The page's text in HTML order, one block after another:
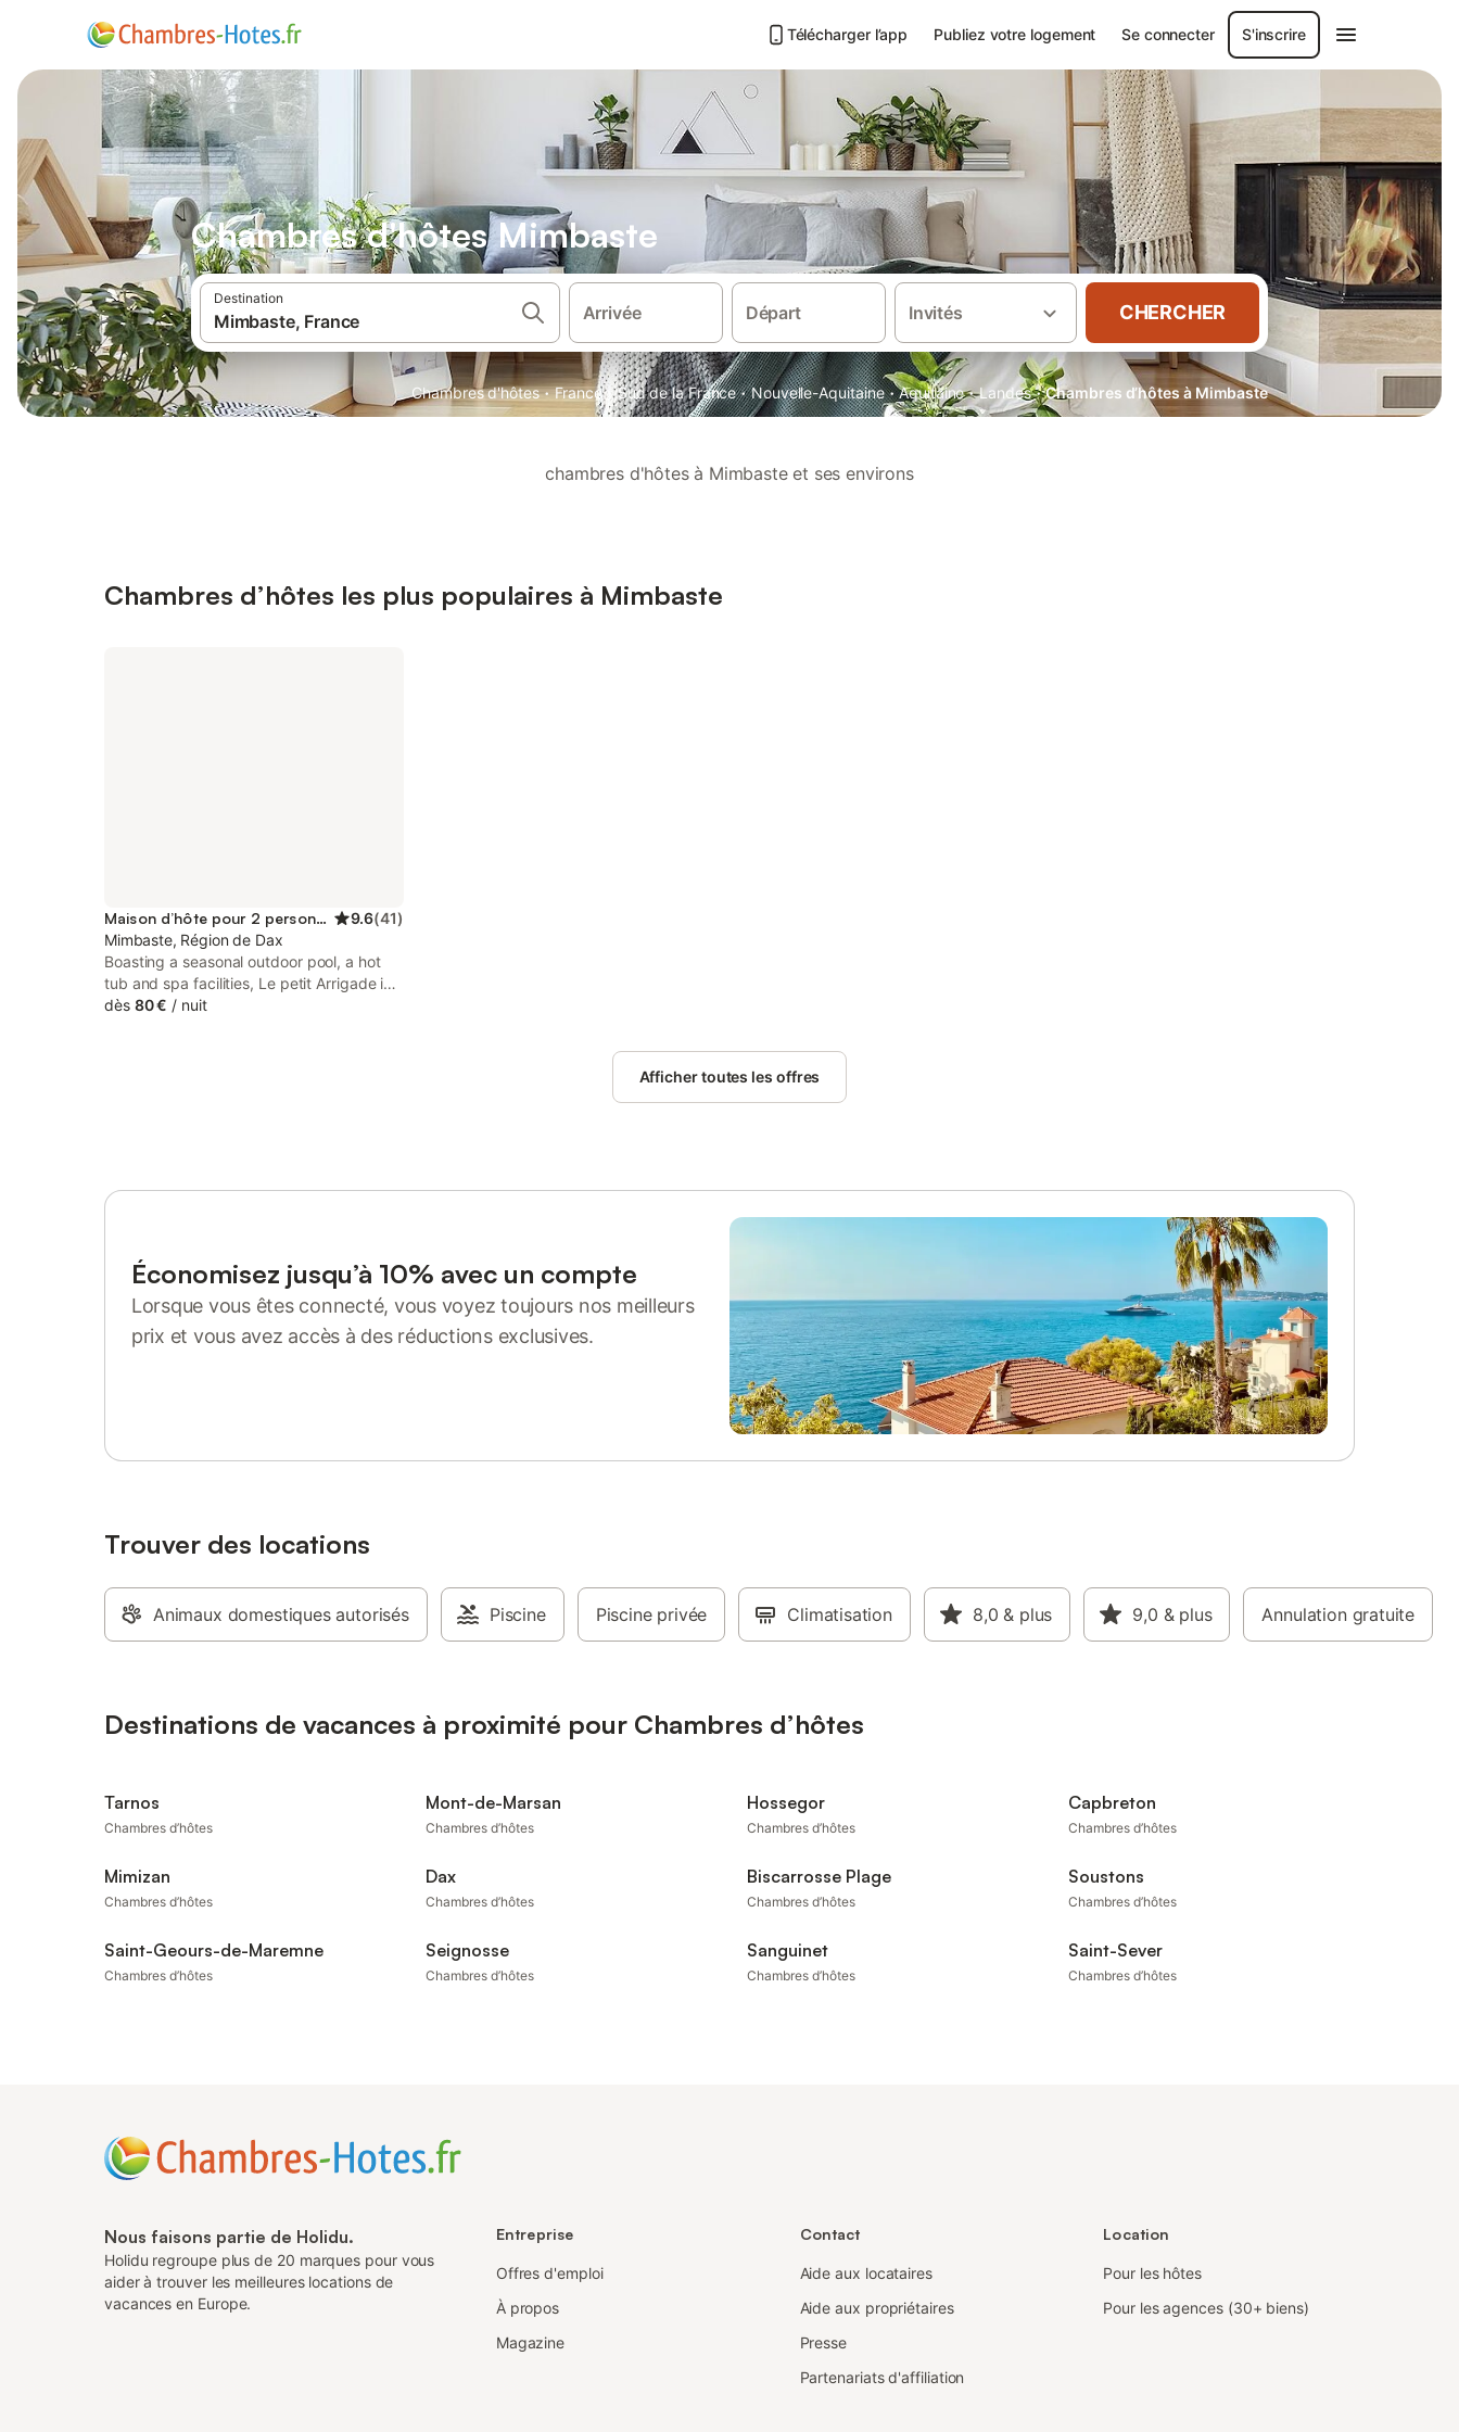
Télécharger l’app Publiez votre logement Se connecter S'inscrire
Chambres d'hôtes Mimbaste
Destination
Arrivée Départ Invités CHERCHER
Chambres d'hôtes · France · Sud de la France · Nouvelle-Aquitaine · Aquitaine · Landes · Chambres d’hôtes à Mimbaste
chambres d'hôtes à Mimbaste et ses environs
Chambres d’hôtes les plus populaires à Mimbaste
Maison d’hôte pour 2 personnes 9.6(41)
Mimbaste, Région de Dax
Boasting a seasonal outdoor pool, a hot
tub and spa facilities, Le petit Arrigade is
set in Mimbaste, 14 km from Dax Train
dès 80 € / nuit
Afficher toutes les offres
Économisez jusqu’à 10% avec un compte
Lorsque vous êtes connecté, vous voyez toujours nos meilleurs
prix et vous avez accès à des réductions exclusives.
Trouver des locations
Animaux domestiques autorisés Piscine Piscine privée Climatisation 8,0 & plus 9,0 & plus Annulation gratuite
Destinations de vacances à proximité pour Chambres d’hôtes
Tarnos
Chambres d’hôtes
Mont-de-Marsan
Chambres d’hôtes
Hossegor
Chambres d’hôtes
Capbreton
Chambres d’hôtes
Mimizan
Chambres d’hôtes
Dax
Chambres d’hôtes
Biscarrosse Plage
Chambres d’hôtes
Soustons
Chambres d’hôtes
Saint-Geours-de-Maremne
Chambres d’hôtes
Seignosse
Chambres d’hôtes
Sanguinet
Chambres d’hôtes
Saint-Sever
Chambres d’hôtes
Nous faisons partie de Holidu.
Holidu regroupe plus de 20 marques pour vous
aider à trouver les meilleures locations de
vacances en Europe.
Entreprise
Offres d'emploi
À propos
Magazine
Contact
Aide aux locataires
Aide aux propriétaires
Presse
Partenariats d'affiliation
Location
Pour les hôtes
Pour les agences (30+ biens)